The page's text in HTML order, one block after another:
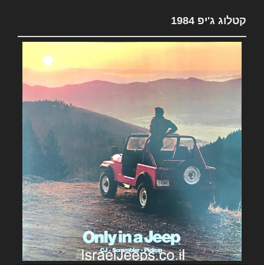
קטלוג ג'יפ 1984